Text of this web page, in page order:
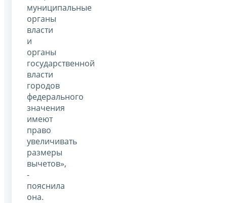
муниципальные
органы
власти
и
органы
государственной
власти
городов
федерального
значения
имеют
право
увеличивать
размеры
вычетов»,
-
пояснила
она.